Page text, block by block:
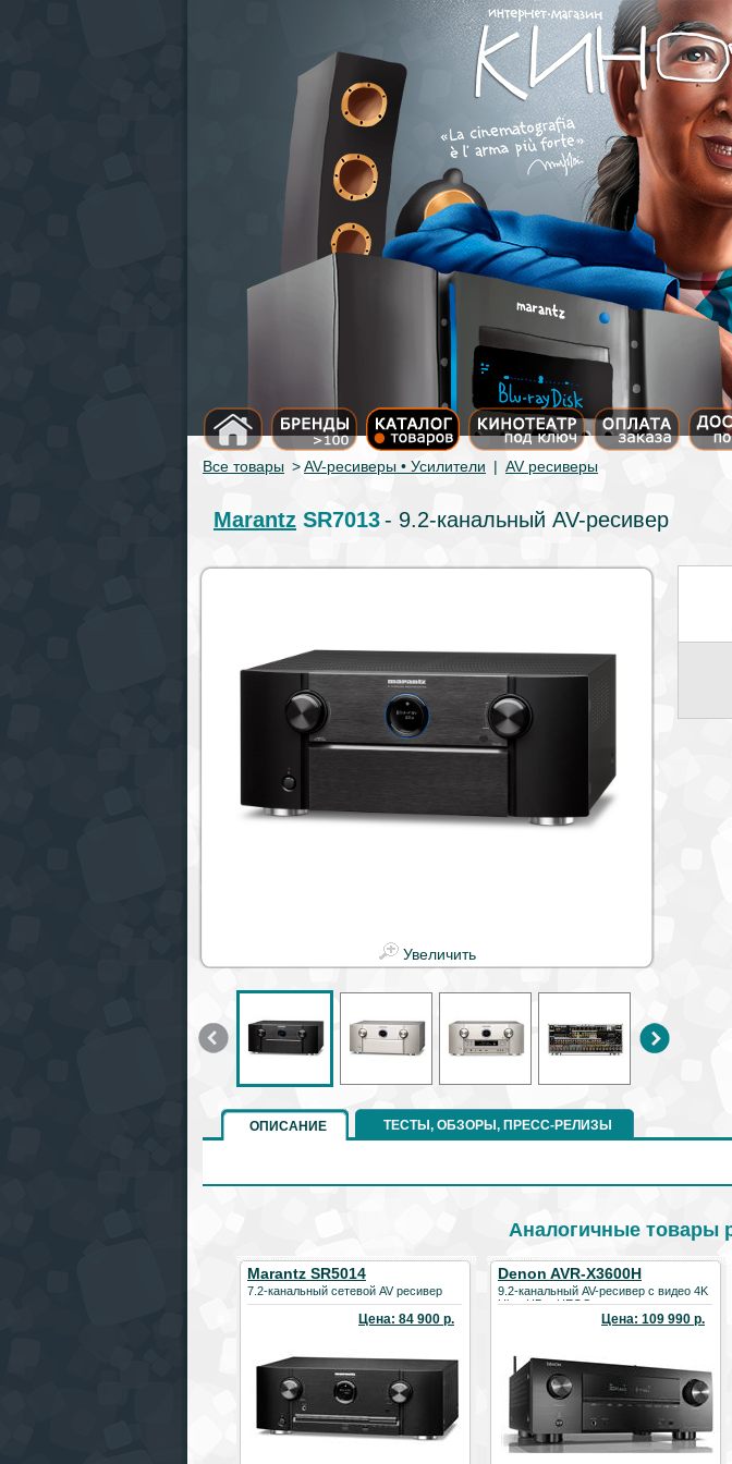
Все товары >AV-ресиверы • Усилители | AV ресиверы
Marantz SR7013- 9.2-канальный AV-ресивер
Увеличить
ОПИСАНИЕ ТЕСТЫ, ОБЗОРЫ, ПРЕСС-РЕЛИЗЫ
Аналогичные товары
Marantz SR5014
7.2-канальный сетевой AV ресивер
Цена: 84 900 р.
Denon AVR-X3600H
9.2-канальный AV-ресивер с видео 4K
Ultra HD и HEOS
Цена: 109 990 р.